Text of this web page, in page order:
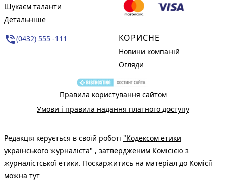
Шукаєм таланти
Детальніше
phone_in_talk(0432) 555 -111 КОРИСНЕ
Новини компаній
Огляди
Правила користування сайтом
Умови і правила надання платного доступу
Редакція керується в своїй роботі "Кодексом етики
українського журналіста" , затвердженим Комісією з
журналістської етики. Поскаржитись на матеріал до Комісії
можна тут